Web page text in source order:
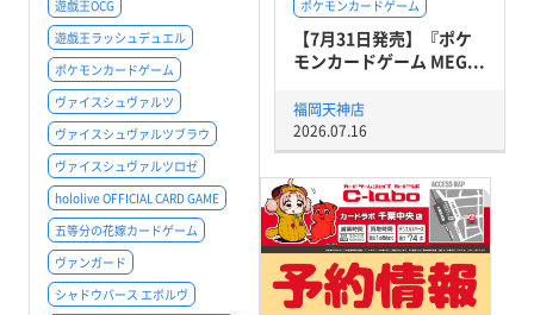
遊戯王OCG
遊戯王ラッシュデュエル
ポケモンカードゲーム
ヴァイスシュヴァルツ
ヴァイスシュヴァルツブラウ
ヴァイスシュヴァルツロゼ
hololive OFFICIAL CARD GAME
五等分の花嫁カードゲーム
ヴァンガード
シャドウバース エボルヴ
ポケモンカードゲーム
【7月31日発売】『ポケ
モンカードゲーム MEG...
福岡天神店
2026.07.16